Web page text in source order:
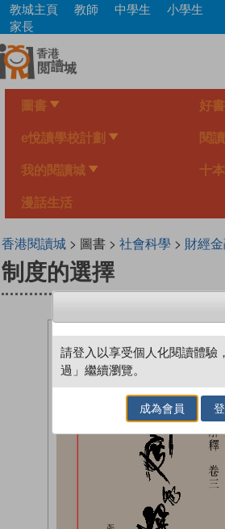
Skip
main
content
教城主頁 教師 中學生
小學生
家長
圖書 好
e悅讀學校計劃 閱
我的閱讀城 十
漫話生活
香港閱讀城> 圖書 > 社會科學 > 財經
制度的選擇
請登入以享受個人化閱讀體驗
過」繼續瀏覽。
成為會員